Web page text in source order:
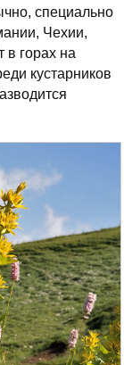
специально
Чехии,
в горах на
кустарников